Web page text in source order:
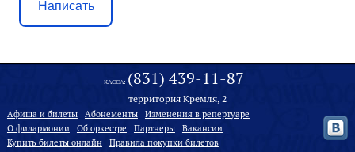
Написать
КАССА: (831) 439-11-87
территория Кремля, 2
Афиша и билеты Абонементы
Изменения в репертуаре
О филармонии
Oб оркестре Партнеры
Вакансии
Купить билеты онлайн
Правила покупки билетов